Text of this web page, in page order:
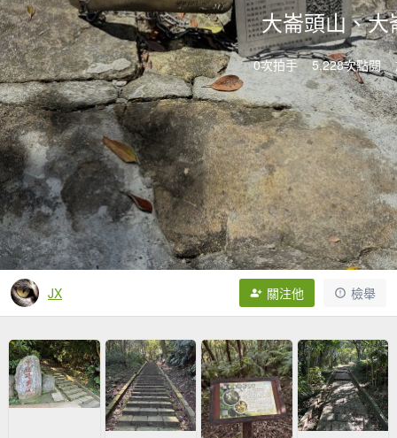
大崙頭山、大
0次拍手 5,228次點閱
JX 關注他 檢舉